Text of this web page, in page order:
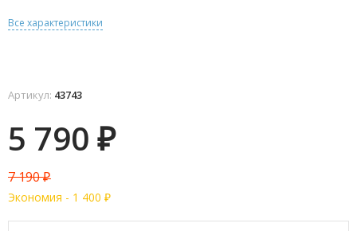
Все характеристики
Артикул: 43743
5 790 ₽
7 190₽
Экономия - 1 400 ₽